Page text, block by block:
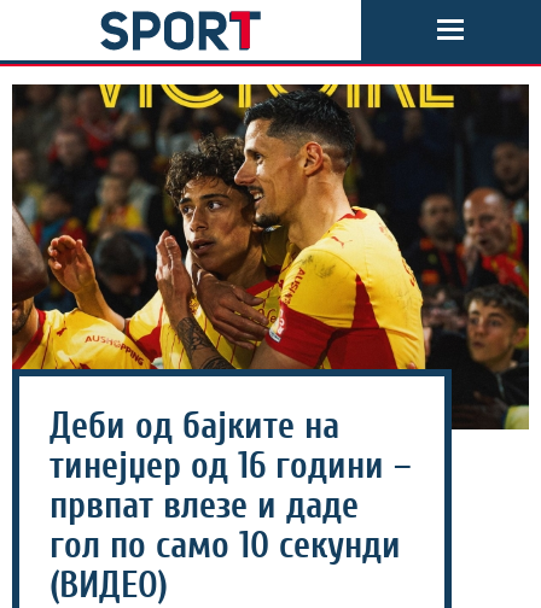
Деби од бајките на
тинејџер од 16 години –
првпат влезе и даде
гол по само 10 секунди
(ВИДЕО)